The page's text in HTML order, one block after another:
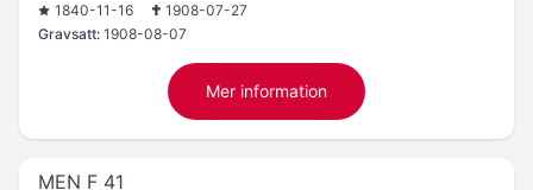
1840-11-16
1908-07-27
Gravsatt: 1908-08-07
Mer information
MEN F 41